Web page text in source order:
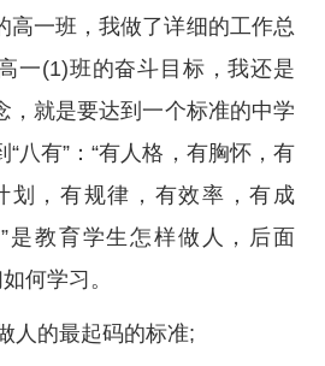
高一班，我做了详细的工作总
一(1)班的奋斗目标，我还是
，就是要达到一个标准的中学
八有”：“有人格，有胸怀，有
划，有规律，有效率，有成
是教育学生怎样做人，后面
何学习。
人的最起码的标准;